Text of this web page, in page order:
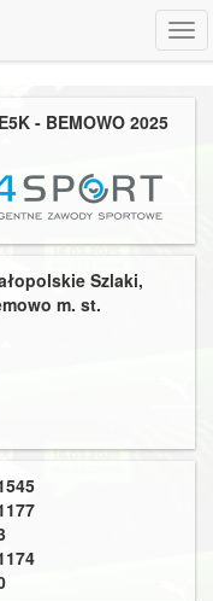
- BEMOWO 2025
Szlaki,
m. st.